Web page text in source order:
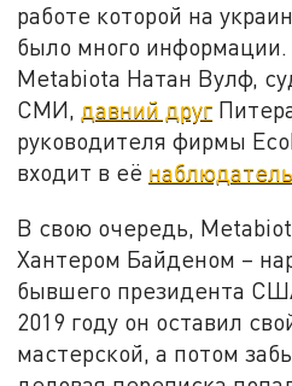
работе которой на
было много информации.
Metabiota Натан Вулф,
СМИ, давний друг
руководителя фирмы
входит в её
В свою очередь,
Хантером Байденом –
бывшего президента
2019 году он оставил
мастерской, а потом